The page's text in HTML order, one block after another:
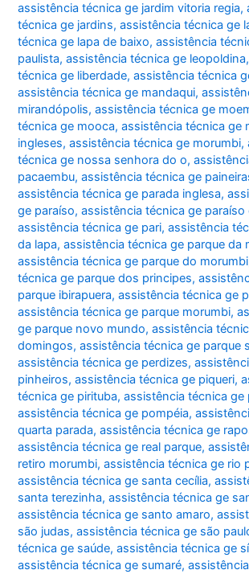
assistência técnica ge jardim vitoria regia,
técnica ge jardins,assistência técnica ge
técnica ge lapa de baixo,assistência
paulista,assistência técnica ge leopoldina
técnica ge liberdade,assistência técnica
assistência técnica ge mandaqui,
mirandópolis,assistência técnica ge
técnica ge mooca,assistência técnica ge
ingleses,assistência técnica ge morumbi,
técnica ge nossa senhora do o,
pacaembu,assistência técnica ge
assistência técnica ge parada inglesa,
ge paraíso,assistência técnica ge
assistência técnica ge pari,assistência
da lapa,assistência técnica ge parque da
assistência técnica ge parque do morumbi
técnica ge parque dos principes,
parque ibirapuera,assistência técnica ge
assistência técnica ge parque morumbi,
ge parque novo mundo,assistência
domingos,assistência técnica ge parque
assistência técnica ge perdizes,
pinheiros,assistência técnica ge piqueri,
técnica ge pirituba,assistência técnica ge
assistência técnica ge pompéia,
quarta parada,assistência técnica ge
assistência técnica ge real parque,
retiro morumbi,assistência técnica ge rio
assistência técnica ge santa cecília,
santa terezinha,assistência técnica ge
assistência técnica ge santo amaro,
são judas,assistência técnica ge são
técnica ge saúde,assistência técnica ge
assistência técnica ge sumaré,